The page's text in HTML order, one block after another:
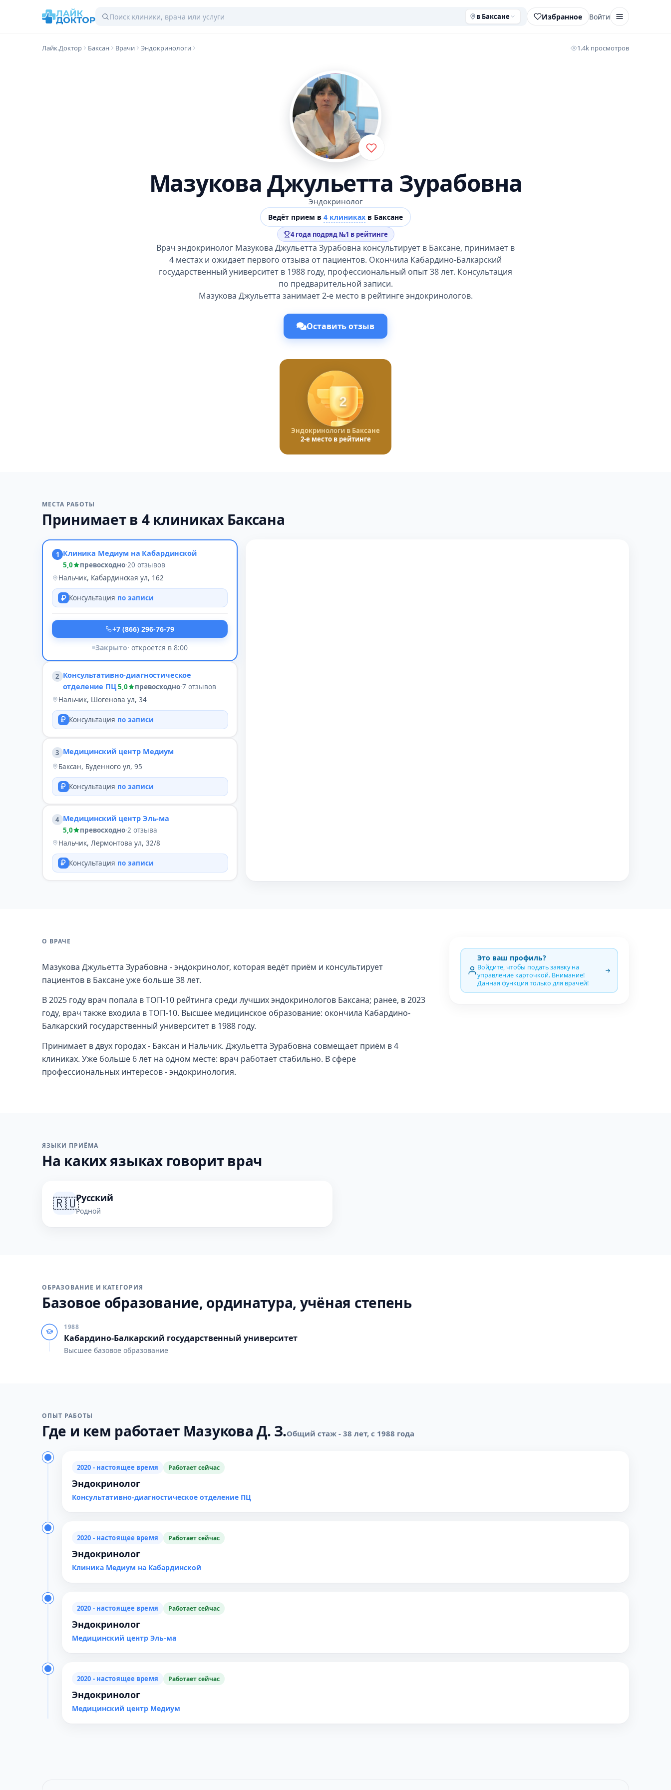
в Баксане Избранное Войти
Лайк.Доктор Баксан Врачи Эндокринологи 1.4k просмотров
Мазукова Джульетта Зурабовна
Эндокринолог
Ведёт прием в 4 клиниках в Баксане
4 года подряд №1 в рейтинге
Врач эндокринолог Мазукова Джульетта Зурабовна консультирует в Баксане, принимает в
4 местах и ожидает первого отзыва от пациентов. Окончила Кабардино-Балкарский
государственный университет в 1988 году, профессиональный опыт 38 лет. Консультация
по предварительной записи.
Мазукова Джульетта занимает 2-е место в рейтинге эндокринологов.
Оставить отзыв
2
Эндокринологи в Баксане
2-е место в рейтинге
МЕСТА РАБОТЫ
Принимает в 4 клиниках Баксана
1 Клиника Медиум на Кабардинской
5,0 превосходно·20 отзывов
Нальчик, Кабардинская ул, 162
Консультация по записи
+7 (866) 296-76-79
Закрыто· откроется в 8:00
2 Консультативно-диагностическое
отделение ПЦ5,0 превосходно·7 отзывов
Нальчик, Шогенова ул, 34
Консультация по записи
3 Медицинский центр Медиум
Баксан, Буденного ул, 95
Консультация по записи
4 Медицинский центр Эль-ма
5,0 превосходно·2 отзыва
Нальчик, Лермонтова ул, 32/8
Консультация по записи
О ВРАЧЕ
Мазукова Джульетта Зурабовна - эндокринолог, которая ведёт приём и консультирует
пациентов в Баксане уже больше 38 лет.
В 2025 году врач попала в ТОП-10 рейтинга среди лучших эндокринологов Баксана; ранее, в 2023
году, врач также входила в ТОП-10. Высшее медицинское образование: окончила Кабардино-
Балкарский государственный университет в 1988 году.
Принимает в двух городах - Баксан и Нальчик. Джульетта Зурабовна совмещает приём в 4
клиниках. Уже больше 6 лет на одном месте: врач работает стабильно. В сфере
профессиональных интересов - эндокринология.
Это ваш профиль?
Войдите, чтобы подать заявку на
управление карточкой. Внимание!
Данная функция только для врачей!
ЯЗЫКИ ПРИЁМА
На каких языках говорит врач
🇷🇺Русский
Родной
ОБРАЗОВАНИЕ И КАТЕГОРИЯ
Базовое образование, ординатура, учёная степень
1988
Кабардино-Балкарский государственный университет
Высшее базовое образование
ОПЫТ РАБОТЫ
Где и кем работает Мазукова Д. З.Общий стаж - 38 лет, с 1988 года
2020 - настоящее время Работает сейчас
Эндокринолог
Консультативно-диагностическое отделение ПЦ
2020 - настоящее время Работает сейчас
Эндокринолог
Клиника Медиум на Кабардинской
2020 - настоящее время Работает сейчас
Эндокринолог
Медицинский центр Эль-ма
2020 - настоящее время Работает сейчас
Эндокринолог
Медицинский центр Медиум